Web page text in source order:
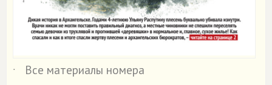
˙
Все материалы номера